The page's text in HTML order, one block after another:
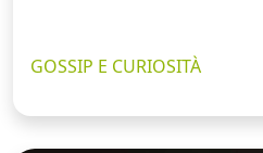
GOSSIP E CURIOSITÀ